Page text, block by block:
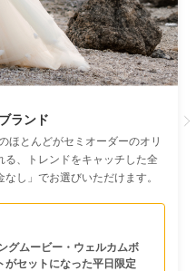
ランド
ほとんどがセミオーダーのオリ
、トレンドをキャッチした全
し」でお選びいただけます。
グムービー・ウェルカムボ
がセットになった平日限定